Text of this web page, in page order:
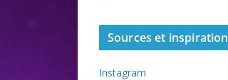
Sources et inspiration
Instagram